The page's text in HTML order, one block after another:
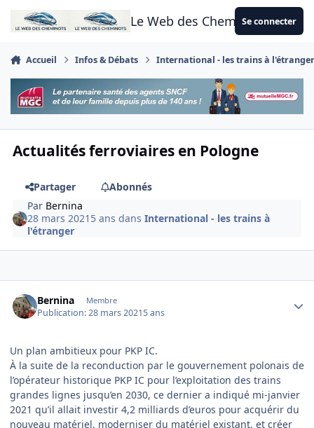
Aller au contenu
Le Web des CheminotsSe connecter
Accueil Infos & Débats International - les trains à
Actualités ferroviaires en Pologne
Partager
Abonnés
Par Bernina
28 mars 2021 5 ans dansInternational - les trains à
l'étranger
Bernina Membre
Publication:28 mars 20215 ans
Un plan ambitieux pour PKP IC.
À la suite de la reconduction par le gouvernement polonais de
l’opérateur historique PKP IC pour l’exploitation des trains
grandes lignes jusqu’en 2030, ce dernier a indiqué mi-janvier
2021 qu’il allait investir 4,2 milliards d’euros pour acquérir du
nouveau matériel, moderniser du matériel existant, et créer